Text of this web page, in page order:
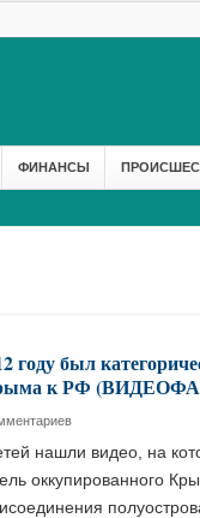
ФИНАНСЫ
году был
к РФ
нашли видео, на
оккупированного